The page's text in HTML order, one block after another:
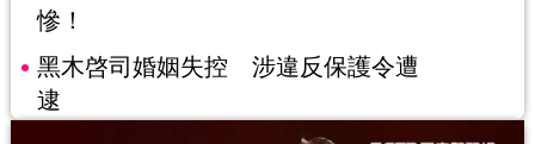
慘！
黑木啓司婚姻失控 涉違反保護令遭
逮